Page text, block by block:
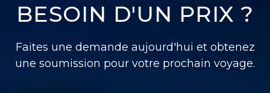
BESOIN D'UN PRIX ?
Faites une demande aujourd'hui et obtenez
une soumission pour votre prochain voyage.